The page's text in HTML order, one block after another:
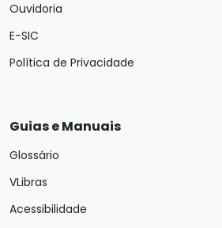
Ouvidoria
E-SIC
Política de Privacidade
Guias e Manuais
Glossário
VLibras
Acessibilidade